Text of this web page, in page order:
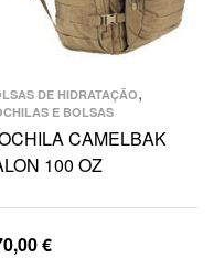
DE HIDRATAÇÃO,
E BOLSAS
CAMELBAK
100 OZ
€